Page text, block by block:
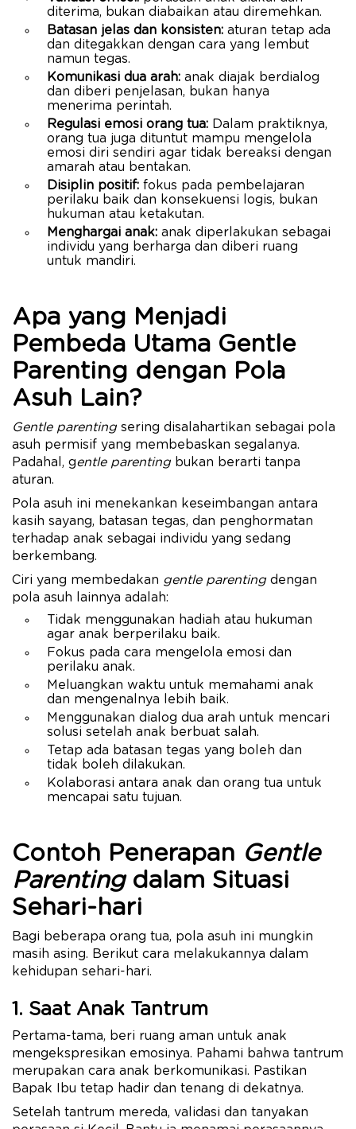
diterima, bukan diabaikan atau diremehkan.
Batasan jelas dan konsisten: aturan tetap ada
dan ditegakkan dengan cara yang lembut
namun tegas.
Komunikasi dua arah: anak diajak berdialog
dan diberi penjelasan, bukan hanya
menerima perintah.
Regulasi emosi orang tua: Dalam praktiknya,
orang tua juga dituntut mampu mengelola
emosi diri sendiri agar tidak bereaksi dengan
amarah atau bentakan.
Disiplin positif: fokus pada pembelajaran
perilaku baik dan konsekuensi logis, bukan
hukuman atau ketakutan.
Menghargai anak: anak diperlakukan sebagai
individu yang berharga dan diberi ruang
untuk mandiri.
Apa yang Menjadi
Pembeda Utama Gentle
Parenting dengan Pola
Asuh Lain?
Gentle parentingsering disalahartikan sebagai pola
asuh permisif yang membebaskan segalanya.
Padahal, gentle parentingbukan berarti tanpa
aturan.
Pola asuh ini menekankan keseimbangan antara
kasih sayang, batasan tegas, dan penghormatan
terhadap anak sebagai individu yang sedang
berkembang.
Ciri yang membedakan gentle parentingdengan
pola asuh lainnya adalah:
Tidak menggunakan hadiah atau hukuman
agar anak berperilaku baik.
Fokus pada cara mengelola emosi dan
perilaku anak.
Meluangkan waktu untuk memahami anak
dan mengenalnya lebih baik.
Menggunakan dialog dua arah untuk mencari
solusi setelah anak berbuat salah.
Tetap ada batasan tegas yang boleh dan
tidak boleh dilakukan.
Kolaborasi antara anak dan orang tua untuk
mencapai satu tujuan.
Contoh Penerapan Gentle
Parentingdalam Situasi
Sehari-hari
Bagi beberapa orang tua, pola asuh ini mungkin
masih asing. Berikut cara melakukannya dalam
kehidupan sehari-hari.
1. Saat Anak Tantrum
Pertama-tama, beri ruang aman untuk anak
mengekspresikan emosinya. Pahami bahwa tantrum
merupakan cara anak berkomunikasi. Pastikan
Bapak Ibu tetap hadir dan tenang di dekatnya.
Setelah tantrum mereda, validasi dan tanyakan